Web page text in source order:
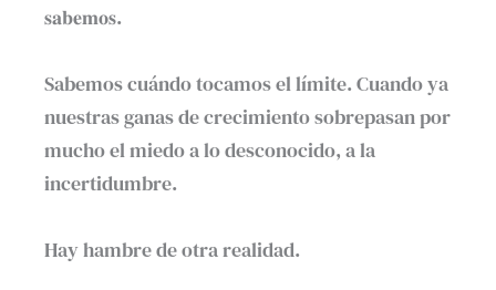
𝐬𝐚𝐛𝐞𝐦𝐨𝐬. ⁣
Sabemos cuándo tocamos el límite. Cuando ya
nuestras ganas de crecimiento sobrepasan por
mucho el miedo a lo desconocido, a la
incertidumbre.⁣
Hay hambre de otra realidad. ⁣